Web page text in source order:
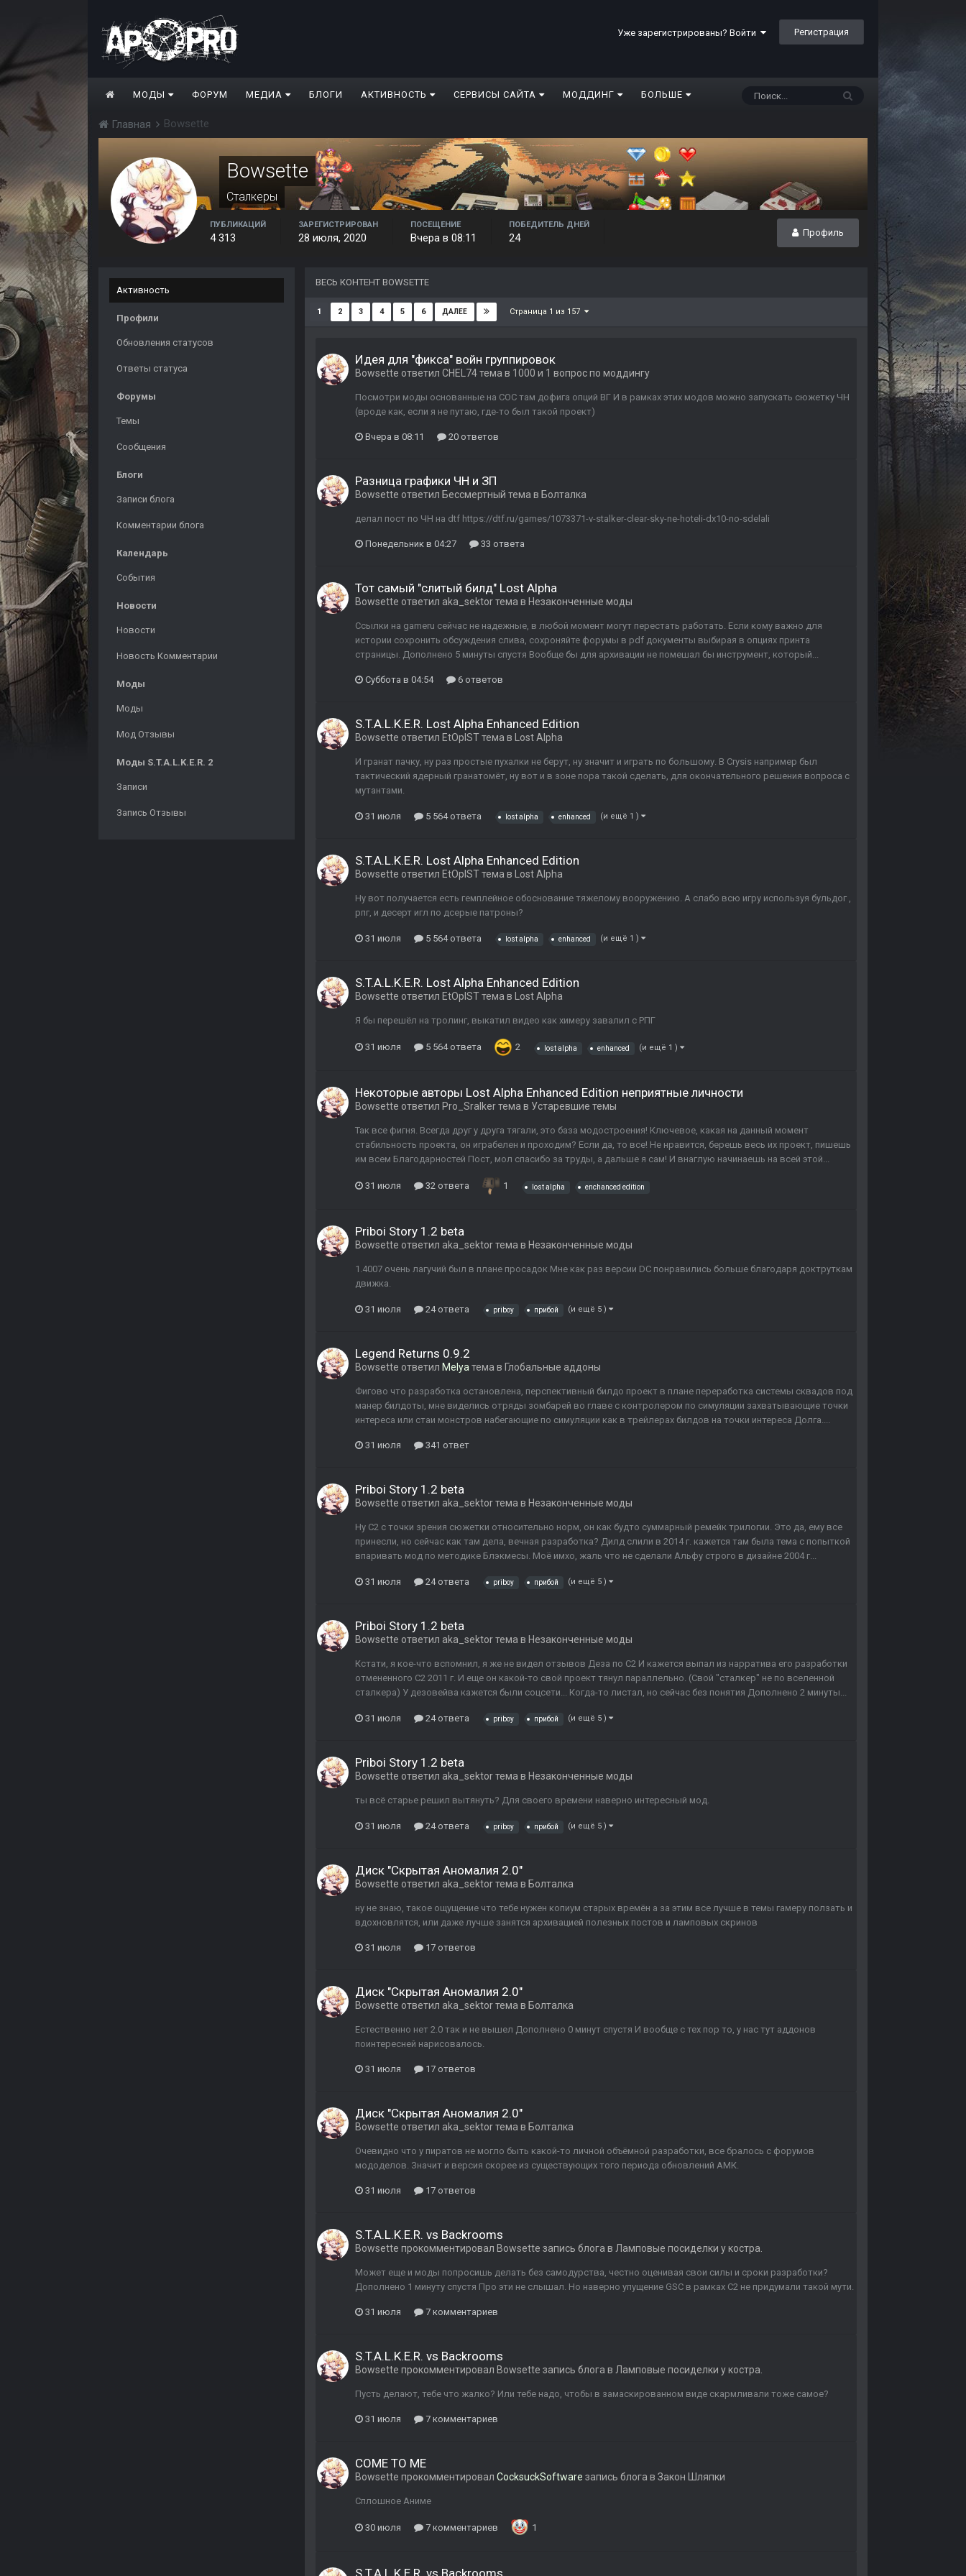
Уже зарегистрированы? Войти Регистрация
МОДЫ ФОРУМ МЕДИА БЛОГИ АКТИВНОСТЬ СЕРВИСЫ САЙТА МОДДИНГ БОЛЬШЕ
Главная Bowsette
Bowsette
Сталкеры
Профиль
ПУБЛИКАЦИЙ
4 313
ЗАРЕГИСТРИРОВАН
28 июля, 2020
ПОСЕЩЕНИЕ
Вчера в 08:11
ПОБЕДИТЕЛЬ ДНЕЙ
24
Активность
Профили
Обновления статусов
Ответы статуса
Форумы
Темы
Сообщения
Блоги
Записи блога
Комментарии блога
Календарь
События
Новости
Новости
Новость Комментарии
Моды
Моды
Мод Отзывы
Моды S.T.A.L.K.E.R. 2
Записи
Запись Отзывы
ВЕСЬ КОНТЕНТ BOWSETTE
1 2 3 4 5 6 ДАЛЕЕ Страница 1 из 157
Идея для "фикса" войн группировок
Bowsette ответил CHEL74тема в 1000 и 1 вопрос по моддингу
Посмотри моды основанные на COC там дофига опций ВГ И в рамках этих модов можно запускать сюжетку ЧН
(вроде как, если я не путаю, где-то был такой проект)
Вчера в 08:11 20 ответов
Разница графики ЧН и ЗП
Bowsette ответил Бессмертный тема в Болталка
делал пост по ЧН на dtf https://dtf.ru/games/1073371-v-stalker-clear-sky-ne-hoteli-dx10-no-sdelali
Понедельник в 04:27 33 ответа
Тот самый "слитый билд" Lost Alpha
Bowsette ответил aka_sektorтема в Незаконченные моды
Ссылки на gameru сейчас не надежные, в любой момент могут перестать работать. Если кому важно для
истории сохронить обсуждения слива, сохроняйте форумы в pdf документы выбирая в опциях принта
страницы. Дополнено 5 минуты спустя Вообще бы для архивации не помешал бы инструмент, который...
Суббота в 04:54 6 ответов
S.T.A.L.K.E.R. Lost Alpha Enhanced Edition
Bowsette ответил EtOpISTтема в Lost Alpha
И гранат пачку, ну раз простые пухалки не берут, ну значит и играть по большому. В Crysis например был
тактический ядерный гранатомёт, ну вот и в зоне пора такой сделать, для окончательного решения вопроса с
мутантами.
31 июля 5 564 ответа lost alpha enhanced (и ещё 1 )
S.T.A.L.K.E.R. Lost Alpha Enhanced Edition
Bowsette ответил EtOpISTтема в Lost Alpha
Ну вот получается есть гемплейное обоснование тяжелому вооружению. А слабо всю игру используя бульдог ,
рпг, и десерт игл по дсерые патроны?
31 июля 5 564 ответа lost alpha enhanced (и ещё 1 )
S.T.A.L.K.E.R. Lost Alpha Enhanced Edition
Bowsette ответил EtOpISTтема в Lost Alpha
Я бы перешёл на тролинг, выкатил видео как химеру завалил с РПГ
31 июля 5 564 ответа 2 lost alpha enhanced (и ещё 1 )
Некоторые авторы Lost Alpha Enhanced Edition неприятные личности
Bowsette ответил Pro_Sralkerтема в Устаревшие темы
Так все фигня. Всегда друг у друга тягали, это база модостроения! Ключевое, какая на данный момент
стабильность проекта, он играбелен и проходим? Если да, то все! Не нравится, берешь весь их проект, пишешь
им всем Благодарностей Пост, мол спасибо за труды, а дальше я сам! И внаглую начинаешь на всей этой...
31 июля 32 ответа 1 lost alpha enchanced edition
Priboi Story 1.2 beta
Bowsette ответил aka_sektorтема в Незаконченные моды
1.4007 очень лагучий был в плане просадок Мне как раз версии DC понравились больше благодаря доктруткам
движка.
31 июля 24 ответа priboy прибой (и ещё 5 )
Legend Returns 0.9.2
Bowsette ответил Melyaтема в Глобальные аддоны
Фигово что разработка остановлена, перспективный билдо проект в плане переработка системы сквадов под
манер билдоты, мне виделись отряды зомбарей во главе с контролером по симуляции захватывающие точки
интереса или стаи монстров набегающие по симуляции как в трейлерах билдов на точки интереса Долга....
31 июля 341 ответ
Priboi Story 1.2 beta
Bowsette ответил aka_sektorтема в Незаконченные моды
Ну С2 с точки зрения сюжетки относительно норм, он как будто суммарный ремейк трилогии. Это да, ему все
принесли, но сейчас как там дела, вечная разработка? Дилд слили в 2014 г. кажется там была тема с попыткой
впаривать мод по методике Блэкмесы. Моё имхо, жаль что не сделали Альфу строго в дизайне 2004 г...
31 июля 24 ответа priboy прибой (и ещё 5 )
Priboi Story 1.2 beta
Bowsette ответил aka_sektorтема в Незаконченные моды
Кстати, я кое-что вспомнил, я же не видел отзывов Деза по С2 И кажется выпал из нарратива его разработки
отмененного С2 2011 г. И еще он какой-то свой проект тянул параллельно. (Свой "сталкер" не по вселенной
сталкера) У дезовейва кажется были соцсети... Когда-то листал, но сейчас без понятия Дополнено 2 минуты...
31 июля 24 ответа priboy прибой (и ещё 5 )
Priboi Story 1.2 beta
Bowsette ответил aka_sektorтема в Незаконченные моды
ты всё старье решил вытянуть? Для своего времени наверно интересный мод.
31 июля 24 ответа priboy прибой (и ещё 5 )
Диск "Скрытая Аномалия 2.0"
Bowsette ответил aka_sektorтема в Болталка
ну не знаю, такое ощущение что тебе нужен копиум старых времён а за этим все лучше в темы гамеру ползать и
вдохновлятся, или даже лучше занятся архивацией полезных постов и ламповых скринов
31 июля 17 ответов
Диск "Скрытая Аномалия 2.0"
Bowsette ответил aka_sektorтема в Болталка
Естественно нет 2.0 так и не вышел Дополнено 0 минут спустя И вообще с тех пор то, у нас тут аддонов
поинтересней нарисовалось.
31 июля 17 ответов
Диск "Скрытая Аномалия 2.0"
Bowsette ответил aka_sektorтема в Болталка
Очевидно что у пиратов не могло быть какой-то личной объёмной разработки, все бралось с форумов
мододелов. Значит и версия скорее из существующих того периода обновлений АМК.
31 июля 17 ответов
S.T.A.L.K.E.R. vs Backrooms
Bowsette прокомментировал Bowsette запись блога в Ламповые посиделки у костра.
Может еще и моды попросишь делать без самодурства, честно оценивая свои силы и сроки разработки?
Дополнено 1 минуту спустя Про эти не слышал. Но наверно упущение GSC в рамках C2 не придумали такой мути.
31 июля 7 комментариев
S.T.A.L.K.E.R. vs Backrooms
Bowsette прокомментировал Bowsette запись блога в Ламповые посиделки у костра.
Пусть делают, тебе что жалко? Или тебе надо, чтобы в замаскированном виде скармливали тоже самое?
31 июля 7 комментариев
COME TO ME
Bowsette прокомментировал CocksuckSoftware запись блога в Закон Шляпки
Сплошное Аниме
30 июля 7 комментариев 1